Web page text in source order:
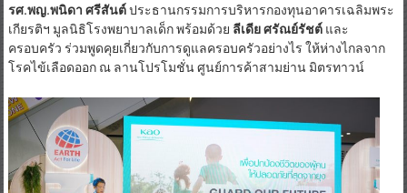
รศ.พญ.พนิดา ศรีสันต์ประธานกรรมการบริหารกองทุนอาคารเฉลิมพระ
เกียรติฯ มูลนิธิโรงพยาบาลเด็ก พร้อมด้วย ลีเดีย ศรัณย์รัชต์และ
ครอบครัว ร่วมพูดคุยเกี่ยวกับการดูแลครอบครัวอย่างไร ให้ห่างไกลจาก
โรคไข้เลือดออก ณ ลานโปรโมชั่น ศูนย์การค้าสามย่าน มิตรทาวน์